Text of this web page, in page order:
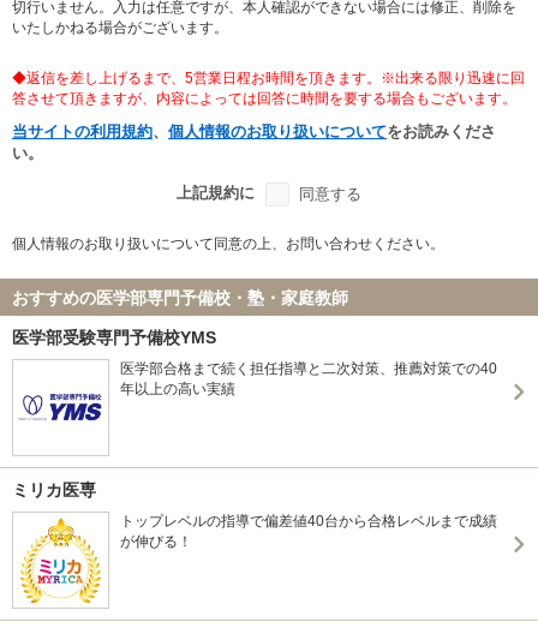
切行いません。入力は任意ですが、本人確認ができない場合には修正、削除を
いたしかねる場合がございます。
◆返信を差し上げるまで、5営業日程お時間を頂きます。※出来る限り迅速に回
答させて頂きますが、内容によっては回答に時間を要する場合もございます。
当サイトの利用規約、 個人情報のお取り扱いについてをお読みくださ
い。
上記規約に 同意する
個人情報のお取り扱いについて同意の上、お問い合わせください。
おすすめの医学部専門予備校・塾・家庭教師
医学部受験専門予備校YMS
医学部合格まで続く担任指導と二次対策、推薦対策での40
年以上の高い実績
ミリカ医専
トップレベルの指導で偏差値40台から合格レベルまで成績
が伸びる！